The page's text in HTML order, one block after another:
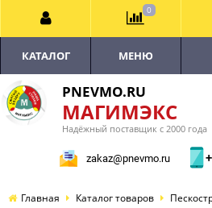
PNEVMO.RU
МАГИМЭКС
Надёжный поставщик с 2000 года
zakaz@pnevmo.ru
КАТАЛОГ МЕНЮ
Главная Каталог товаров
0